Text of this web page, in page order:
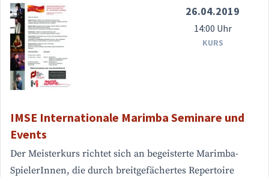
26.04.2019
14:00 Uhr
KURS
IMSE Internationale Marimba Seminare und
Events
Der Meisterkurs richtet sich an begeisterte Marimba-
SpielerInnen, die durch breitgefächertes Repertoire